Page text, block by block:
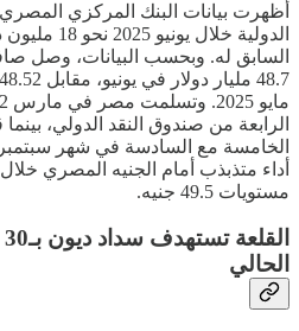
أظهرت بيانات البنك المركزي
الدولية خلال
السابق له. وبحسب البيانات، وصل
الرابعة من صندوق النقد الدولي،
الخامسة مع السادسة في شهر سبتمبر
أداء متذبذب أمام الجنيه المصري
مستويات 49.5 جنيه.
الحالي